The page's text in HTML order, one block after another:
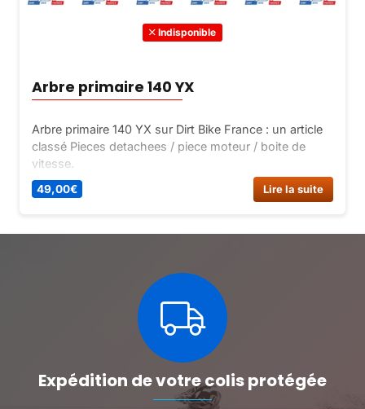
Indisponible
Arbre primaire 140 YX
Arbre primaire 140 YX sur Dirt Bike France : un article
classé Pieces detachees / piece moteur / boite de
vitesse.
49,00€ Lire la suite
Expédition de votre colis protégée